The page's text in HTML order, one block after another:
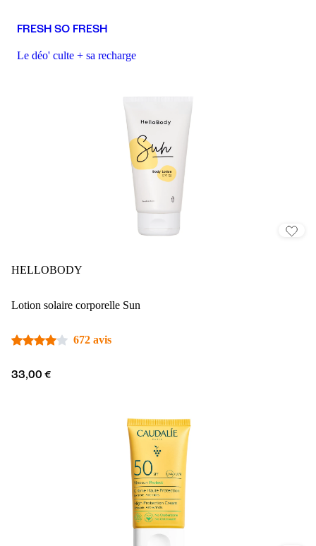
FRESH SO FRESH
Le déo' culte + sa recharge
HELLOBODY
Lotion solaire corporelle Sun
672 avis
33,00 €